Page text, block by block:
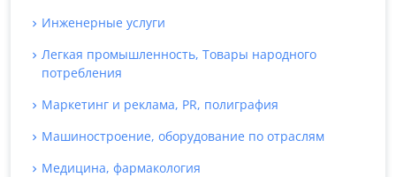
Инженерные услуги
Легкая промышленность, Товары народного
потребления
Маркетинг и реклама, PR, полиграфия
Машиностроение, оборудование по отраслям
Медицина, фармакология